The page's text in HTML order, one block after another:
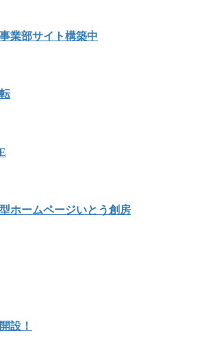
業部サイト構築中
ホームページいとう創房
設！